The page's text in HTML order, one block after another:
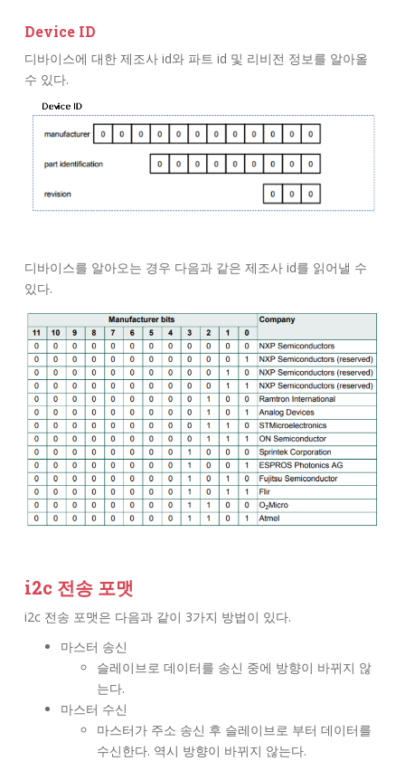
Device ID
디바이스에 대한 제조사 id와 파트 id 및 리비전 정보를 알아올
수 있다.
디바이스를 알아오는 경우 다음과 같은 제조사 id를 읽어낼 수
있다.
i2c 전송 포맷
i2c 전송 포맷은 다음과 같이 3가지 방법이 있다.
마스터 송신
슬레이브로 데이터를 송신 중에 방향이 바뀌지 않
는다.
마스터 수신
마스터가 주소 송신 후 슬레이브로 부터 데이터를
수신한다. 역시 방향이 바뀌지 않는다.